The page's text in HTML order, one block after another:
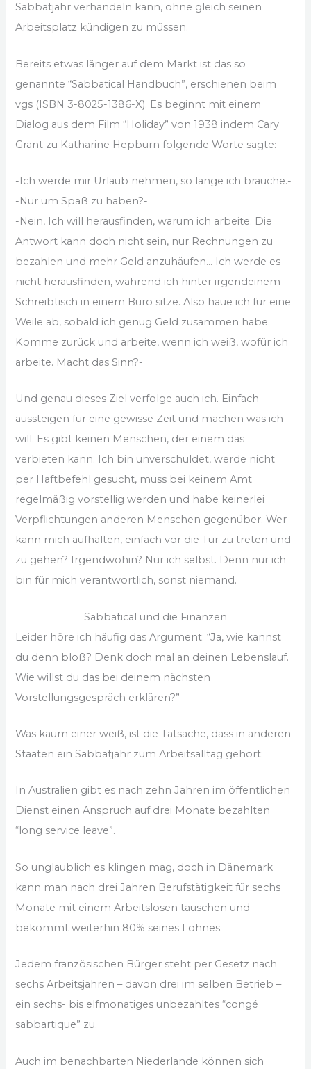
Sabbatjahr verhandeln kann, ohne gleich seinen
Arbeitsplatz kündigen zu müssen.
Bereits etwas länger auf dem Markt ist das so
genannte “Sabbatical Handbuch”, erschienen beim
vgs (ISBN 3-8025-1386-X). Es beginnt mit einem
Dialog aus dem Film “Holiday” von 1938 indem Cary
Grant zu Katharine Hepburn folgende Worte sagte:
-Ich werde mir Urlaub nehmen, so lange ich brauche.-
-Nur um Spaß zu haben?-
-Nein, Ich will herausfinden, warum ich arbeite. Die
Antwort kann doch nicht sein, nur Rechnungen zu
bezahlen und mehr Geld anzuhäufen… Ich werde es
nicht herausfinden, während ich hinter irgendeinem
Schreibtisch in einem Büro sitze. Also haue ich für eine
Weile ab, sobald ich genug Geld zusammen habe.
Komme zurück und arbeite, wenn ich weiß, wofür ich
arbeite. Macht das Sinn?-
Und genau dieses Ziel verfolge auch ich. Einfach
aussteigen für eine gewisse Zeit und machen was ich
will. Es gibt keinen Menschen, der einem das
verbieten kann. Ich bin unverschuldet, werde nicht
per Haftbefehl gesucht, muss bei keinem Amt
regelmäßig vorstellig werden und habe keinerlei
Verpflichtungen anderen Menschen gegenüber. Wer
kann mich aufhalten, einfach vor die Tür zu treten und
zu gehen? Irgendwohin? Nur ich selbst. Denn nur ich
bin für mich verantwortlich, sonst niemand.
Sabbatical und die Finanzen
Leider höre ich häufig das Argument: “Ja, wie kannst
du denn bloß? Denk doch mal an deinen Lebenslauf.
Wie willst du das bei deinem nächsten
Vorstellungsgespräch erklären?”
Was kaum einer weiß, ist die Tatsache, dass in anderen
Staaten ein Sabbatjahr zum Arbeitsalltag gehört:
In Australien gibt es nach zehn Jahren im öffentlichen
Dienst einen Anspruch auf drei Monate bezahlten
“long service leave”.
So unglaublich es klingen mag, doch in Dänemark
kann man nach drei Jahren Berufstätigkeit für sechs
Monate mit einem Arbeitslosen tauschen und
bekommt weiterhin 80% seines Lohnes.
Jedem französischen Bürger steht per Gesetz nach
sechs Arbeitsjahren – davon drei im selben Betrieb –
ein sechs- bis elfmonatiges unbezahltes “congé
sabbartique” zu.
Auch im benachbarten Niederlande können sich